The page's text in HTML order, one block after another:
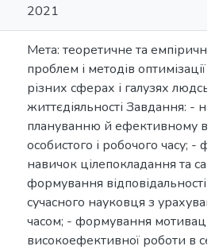
2021
Мета: теоретичне та
проблем і методів оптимізації
різних сферах і галузях
життєдіяльності Завдання: -
плануванню й ефективному
особистого і робочого часу; -
навичок цілепокладання та
формування відповідальності
сучасного науковця з
часом; - формування мотивації
високоефективної роботи в